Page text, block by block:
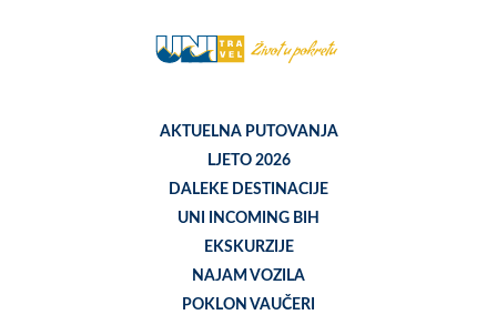
AKTUELNA PUTOVANJA
LJETO 2026
DALEKE DESTINACIJE
UNI INCOMING BIH
EKSKURZIJE
NAJAM VOZILA
POKLON VAUČERI